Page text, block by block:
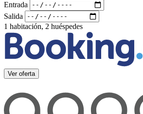
Entrada
Salida
1 habitación, 2 huéspedes
Ver oferta